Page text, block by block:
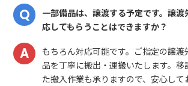
一部備品は、譲渡する予定です。譲
応してもらうことはできますか？
もちろん対応可能です。ご指定の譲渡
品を丁寧に搬出・運搬いたします。移
た搬入作業も承りますので、安心して